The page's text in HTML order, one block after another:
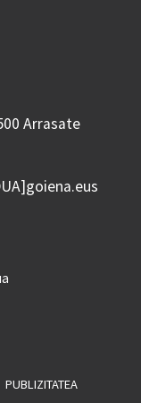
Arrasate
PUBLIZITATEA